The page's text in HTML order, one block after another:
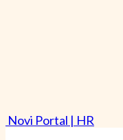
Novi Portal | HR